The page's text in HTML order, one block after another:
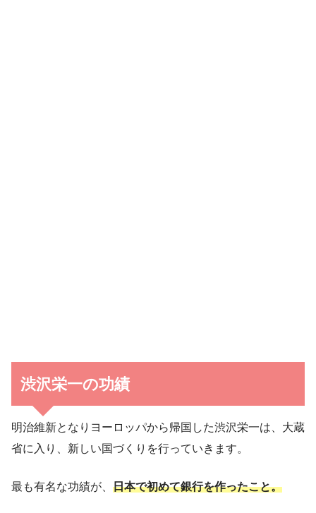
渋沢栄一の功績
明治維新となりヨーロッパから帰国した渋沢栄一は、大蔵
省に入り、新しい国づくりを行っていきます。
最も有名な功績が、 日本で初めて銀行を作ったこと。